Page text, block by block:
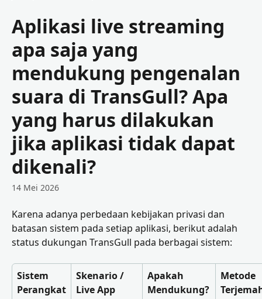
Aplikasi live streaming
apa saja yang
mendukung pengenalan
suara di TransGull? Apa
yang harus dilakukan
jika aplikasi tidak dapat
dikenali?
14 Mei 2026
Karena adanya perbedaan kebijakan privasi dan
batasan sistem pada setiap aplikasi, berikut adalah
status dukungan TransGull pada berbagai sistem:
Sistem
Perangkat
Skenario /
Live App
Apakah
Mendukung?
Metode